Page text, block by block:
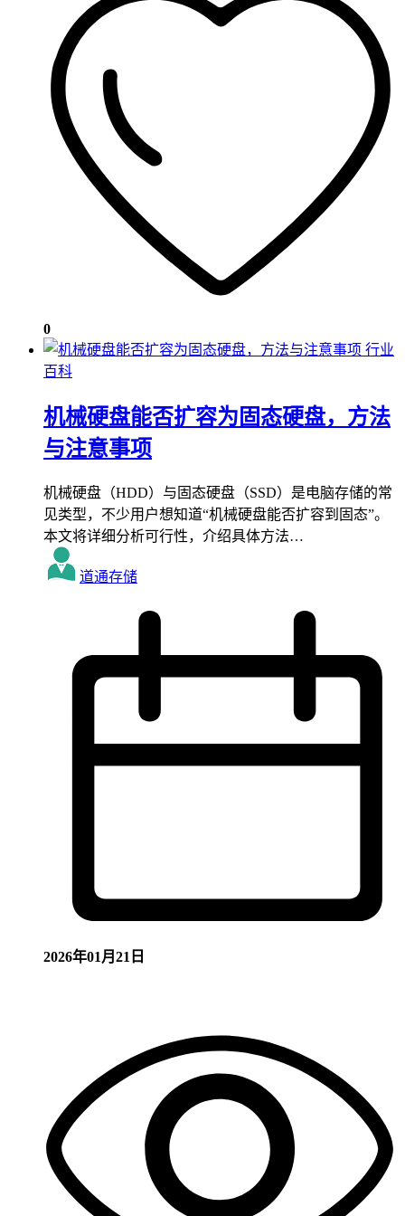
0
行业
百科
机械硬盘能否扩容为固态硬盘，方法
与注意事项
机械硬盘（HDD）与固态硬盘（SSD）是电脑存储的常
见类型，不少用户想知道“机械硬盘能否扩容到固态”。
本文将详细分析可行性，介绍具体方法…
道通存储
2026年01月21日